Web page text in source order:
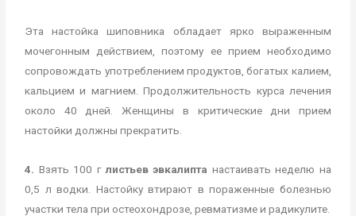
Эта настойка шиповника обладает ярко выраженным
мочегонным действием, поэтому ее прием необходимо
сопровождать употреблением продуктов, богатых калием,
кальцием и магнием. Продолжительность курса лечения
около 40 дней. Женщины в критические дни прием
настойки должны прекратить.
4. Взять 100 глистьев эвкалипта настаивать неделю на
0,5 л водки. Настойку втирают в пораженные болезнью
участки тела при остеохондрозе, ревматизме и радикулите.